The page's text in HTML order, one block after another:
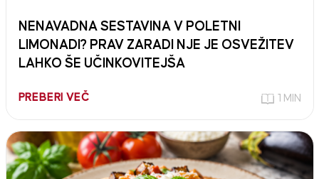
NENAVADNA SESTAVINA V POLETNI
LIMONADI? PRAV ZARADI NJE JE OSVEŽITEV
LAHKO ŠE UČINKOVITEJŠA
PREBERI VEČ 1 MIN